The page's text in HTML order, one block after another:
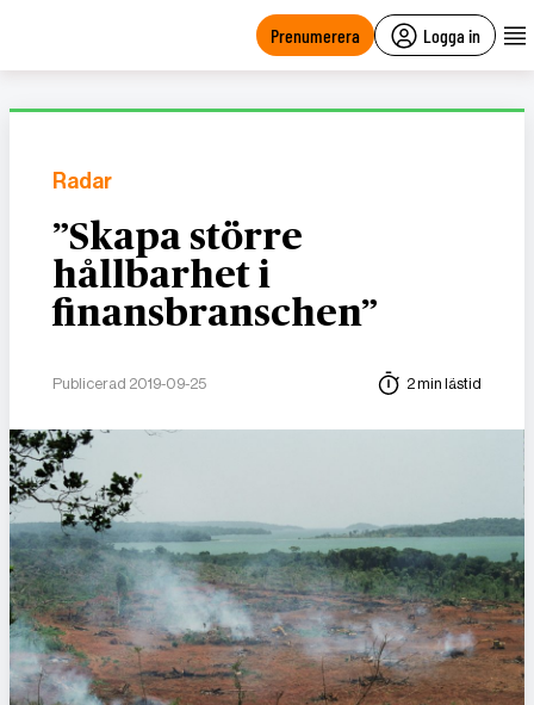
Prenumerera Logga in
Radar
”Skapa större
hållbarhet i
finansbranschen”
Publicerad 2019-09-25 2 min lästid